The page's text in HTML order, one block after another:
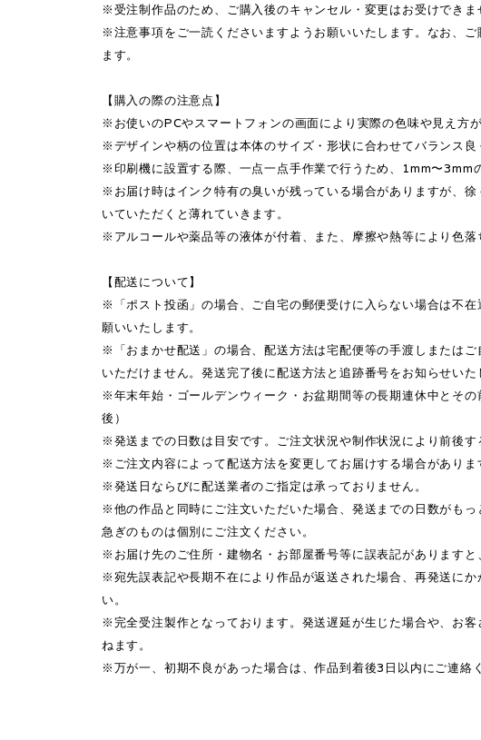
※受注制作品のため、ご購入後のキャンセル・変更はお受けでき
※注意事項をご一読くださいますようお願いいたします。なお、
ます。
【購入の際の注意点】
※お使いのPCやスマートフォンの画面により実際の色味や見え方
※デザインや柄の位置は本体のサイズ・形状に合わせてバランス良
※印刷機に設置する際、一点一点手作業で行うため、1mm〜3mm
※お届け時はインク特有の臭いが残っている場合がありますが、
いていただくと薄れていきます。
※アルコールや薬品等の液体が付着、また、摩擦や熱等により色
【配送について】
※「ポスト投函」の場合、ご自宅の郵便受けに入らない場合は不
願いいたします。
※「おまかせ配送」の場合、配送方法は宅配便等の手渡しまたは
いただけません。発送完了後に配送方法と追跡番号をお知らせいた
※年末年始・ゴールデンウィーク・お盆期間等の長期連休中とそ
後）
※発送までの日数は目安です。ご注文状況や制作状況により前後す
※ご注文内容によって配送方法を変更してお届けする場合がありま
※発送日ならびに配送業者のご指定は承っておりません。
※他の作品と同時にご注文いただいた場合、発送までの日数がも
急ぎのものは個別にご注文ください。
※お届け先のご住所・建物名・お部屋番号等に誤表記があります
※宛先誤表記や長期不在により作品が返送された場合、再発送に
い。
※完全受注製作となっております。発送遅延が生じた場合や、お
ねます。
※万が一、初期不良があった場合は、作品到着後3日以内にご連絡